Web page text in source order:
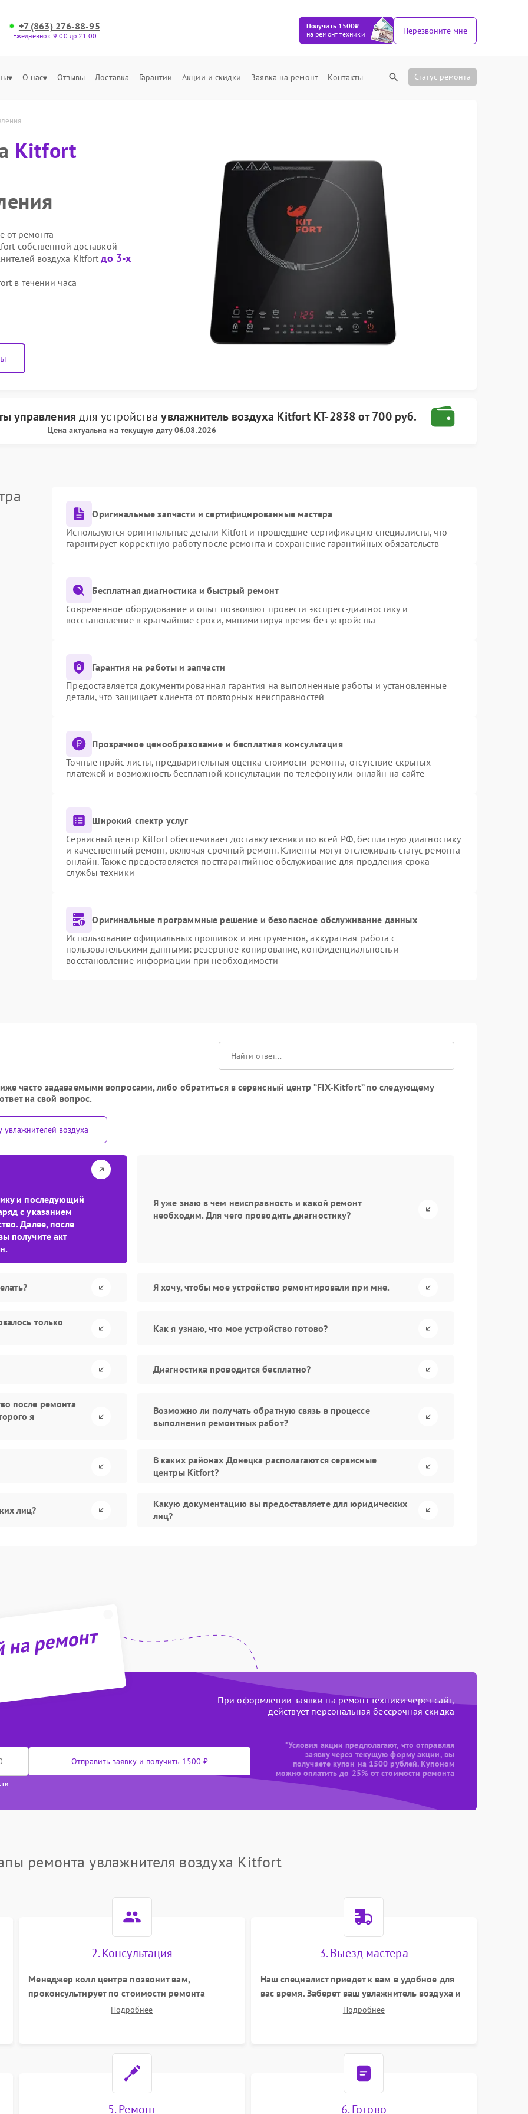
+7 (863) 276-88-95
Ежедневно с 9:00 до 21:00
Получить 1500₽
на ремонт техники
Перезвоните мне
О нас Отзывы Доставка Гарантии Акции и скидки Заявка на ремонт Контакты Статус ремонта
Kitfort
от ремонта
собственной доставкой
воздуха Kitfortдо 3-х
в течении часа
управления для устройстваувлажнитель воздуха Kitfort КТ-2838от700 руб.
Цена актуальна на текущую дату 06.08.2026
Оригинальные запчасти и сертифицированные мастера
Используются оригинальные детали Kitfort и прошедшие сертификацию специалисты, что
гарантирует корректную работу после ремонта и сохранение гарантийных обязательств
Бесплатная диагностика и быстрый ремонт
Современное оборудование и опыт позволяют провести экспресс-диагностику и
восстановление в кратчайшие сроки, минимизируя время без устройства
Гарантия на работы и запчасти
Предоставляется документированная гарантия на выполненные работы и установленные
детали, что защищает клиента от повторных неисправностей
Прозрачное ценообразование и бесплатная консультация
Точные прайс-листы, предварительная оценка стоимости ремонта, отсутствие скрытых
платежей и возможность бесплатной консультации по телефону или онлайн на сайте
Широкий спектр услуг
Сервисный центр Kitfort обеспечивает доставку техники по всей РФ, бесплатную диагностику
и качественный ремонт, включая срочный ремонт. Клиенты могут отслеживать статус ремонта
онлайн. Также предоставляется постгарантийное обслуживание для продления срока
службы техники
Оригинальные программные решение и безопасное обслуживание данных
Использование официальных прошивок и инструментов, аккуратная работа с
пользовательскими данными: резервное копирование, конфиденциальность и
восстановление информации при необходимости
часто задаваемыми вопросами, либо обратиться в сервисный центр “FIX-Kitfort” по следующему
на свой вопрос.
воздуха
и последующий
с указанием
Далее, после
получите акт
Я уже знаю в чем неисправность и какой ремонт
необходим. Для чего проводить диагностику?
Я хочу, чтобы мое устройство ремонтировали при мне.
только
Как я узнаю, что мое устройство готово?
Диагностика проводится бесплатно?
после ремонта
я
Возможно ли получать обратную связь в процессе
выполнения ремонтных работ?
В каких районах Донецка располагаются сервисные
центры Kitfort?
лиц?
Какую документацию вы предоставляете для юридических
лиц?
ремонт
При оформлении заявки на ремонт техники через сайт,
действует персональная бессрочная скидка
Отправить заявку и получить 1500 ₽
*Условия акции предполагают, что отправляя
заявку через текущую форму акции, вы
получаете купон на 1500 рублей. Купоном
можно оплатить до 25% от стоимости ремонта
ремонта увлажнителя воздуха Kitfort
2. Консультация
Менеджер колл центра позвонит вам,
проконсультирует по стоимости ремонта
вашего увлажнителя воздуха а также ответит на
Подробнее
3. Выезд мастера
Наш специалист приедет к вам в удобное для
вас время. Заберет ваш увлажнитель воздуха и
привезет на склад для диагностики.
Подробнее
5. Ремонт 6. Готово